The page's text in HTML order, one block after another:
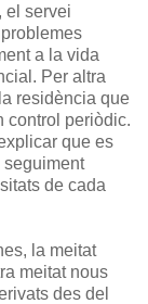
el servei
a la vida
Per altra
residència que
control periòdic.
que es
seguiment
de cada
la meitat
meitat nous
des del